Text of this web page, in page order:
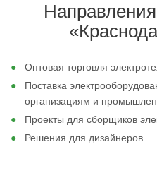
Оптовая торговля
Поставка
организациям и
Проекты для сборщиков
Решения для дизайнеров